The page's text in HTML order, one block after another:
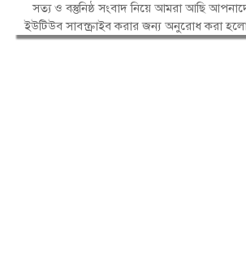
সত্য ও বস্তুনিষ্ঠ সংবাদ নিয়ে আমরা আছি
ইউটিউব সাবস্ক্রাইব করার জন্য অনুরোধ করা